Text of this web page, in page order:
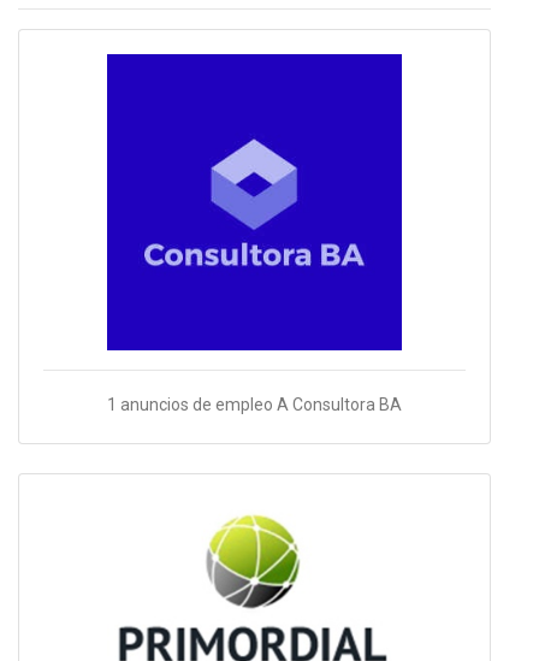
1 anuncios de empleo A Consultora BA